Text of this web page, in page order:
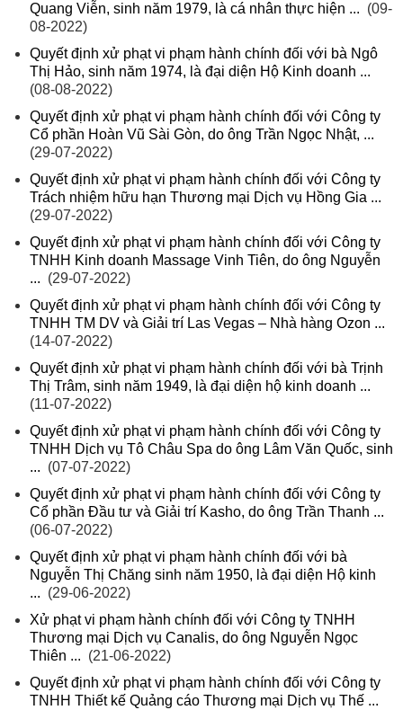
Quang Viễn, sinh năm 1979, là cá nhân thực hiện ... (09-
08-2022)
Quyết định xử phạt vi phạm hành chính đối với bà Ngô
Thị Hảo, sinh năm 1974, là đại diện Hộ Kinh doanh ...
(08-08-2022)
Quyết định xử phạt vi phạm hành chính đối với Công ty
Cổ phần Hoàn Vũ Sài Gòn, do ông Trần Ngọc Nhật, ...
(29-07-2022)
Quyết định xử phạt vi phạm hành chính đối với Công ty
Trách nhiệm hữu hạn Thương mại Dịch vụ Hồng Gia ...
(29-07-2022)
Quyết định xử phạt vi phạm hành chính đối với Công ty
TNHH Kinh doanh Massage Vinh Tiên, do ông Nguyễn
... (29-07-2022)
Quyết định xử phạt vi phạm hành chính đối với Công ty
TNHH TM DV và Giải trí Las Vegas – Nhà hàng Ozon ...
(14-07-2022)
Quyết định xử phạt vi phạm hành chính đối với bà Trịnh
Thị Trâm, sinh năm 1949, là đại diện hộ kinh doanh ...
(11-07-2022)
Quyết định xử phạt vi phạm hành chính đối với Công ty
TNHH Dịch vụ Tô Châu Spa do ông Lâm Văn Quốc, sinh
... (07-07-2022)
Quyết định xử phạt vi phạm hành chính đối với Công ty
Cổ phần Đầu tư và Giải trí Kasho, do ông Trần Thanh ...
(06-07-2022)
Quyết định xử phạt vi phạm hành chính đối với bà
Nguyễn Thị Chăng sinh năm 1950, là đại diện Hộ kinh
... (29-06-2022)
Xử phạt vi phạm hành chính đối với Công ty TNHH
Thương mại Dịch vụ Canalis, do ông Nguyễn Ngọc
Thiên ... (21-06-2022)
Quyết định xử phạt vi phạm hành chính đối với Công ty
TNHH Thiết kế Quảng cáo Thương mại Dịch vụ Thế ...